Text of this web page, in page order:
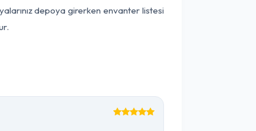
depoya girerken envanter listesi